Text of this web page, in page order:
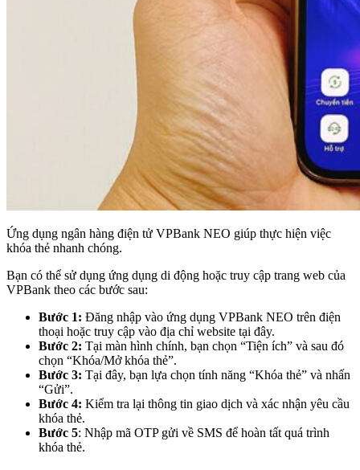
Ứng dụng ngân hàng điện tử VPBank NEO giúp thực hiện việc
khóa thẻ nhanh chóng.
Bạn có thể sử dụng ứng dụng di động hoặc truy cập trang web của
VPBank theo các bước sau:
Bước 1: Đăng nhập vào ứng dụng VPBank NEO trên điện
thoại hoặc truy cập vào địa chỉ website tại đây.
Bước 2: Tại màn hình chính, bạn chọn “Tiện ích” và sau đó
chọn “Khóa/Mở khóa thẻ”.
Bước 3: Tại đây, bạn lựa chọn tính năng “Khóa thẻ” và nhấn
“Gửi”.
Bước 4: Kiểm tra lại thông tin giao dịch và xác nhận yêu cầu
khóa thẻ.
Bước 5: Nhập mã OTP gửi về SMS để hoàn tất quá trình
khóa thẻ.